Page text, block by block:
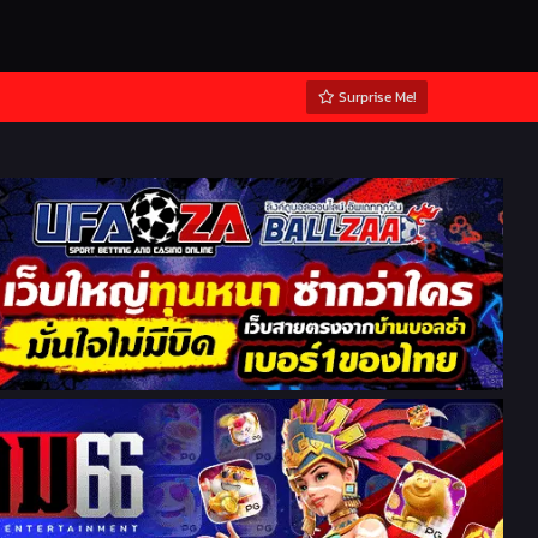
Surprise Me!